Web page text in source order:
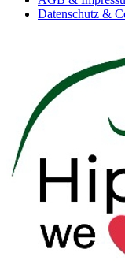
Datenschutz &